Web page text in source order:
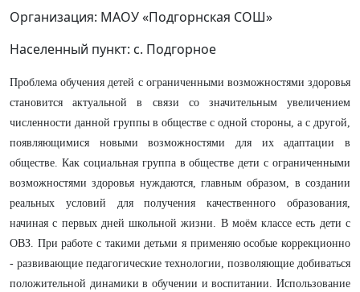
Организация: МАОУ «Подгорнская СОШ»
Населенный пункт: с. Подгорное
Проблема обучения детей с ограниченными возможностями здоровья
становится актуальной в связи со значительным увеличением
численности данной группы в обществе с одной стороны, а с другой,
появляющимися новыми возможностями для их адаптации в
обществе. Как социальная группа в обществе дети с ограниченными
возможностями здоровья нуждаются, главным образом, в создании
реальных условий для получения качественного образования,
начиная с первых дней школьной жизни. В моём классе есть дети с
ОВЗ. При работе с такими детьми я применяю особые коррекционно
- развивающие педагогические технологии, позволяющие добиваться
положительной динамики в обучении и воспитании. Использование